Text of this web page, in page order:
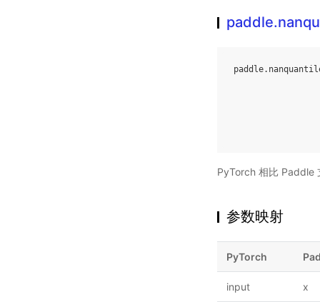
paddle.
PyTorch 相比 Paddle
参数映射
PyTorch
input x